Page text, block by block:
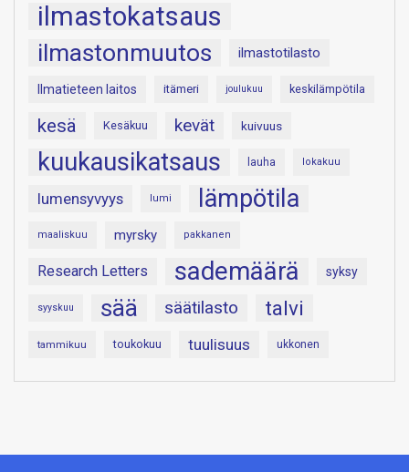
ilmastokatsaus
ilmastonmuutos ilmastotilasto
Ilmatieteen laitos itämeri joulukuu keskilämpötila
kesä Kesäkuu kevät kuivuus
kuukausikatsaus lauha lokakuu
lumensyvyys lumi lämpötila
maaliskuu myrsky pakkanen
Research Letters sademäärä syksy
syyskuu sää säätilasto talvi
tammikuu toukokuu tuulisuus ukkonen